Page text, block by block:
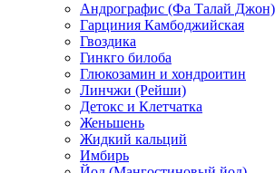
Андрографис (Фа Талай Джон)
Гарциния Камбоджийская
Гвоздика
Гинкго билоба
Глюкозамин и хондроитин
Линчжи (Рейши)
Детокс и Клетчатка
Женьшень
Жидкий кальций
Имбирь